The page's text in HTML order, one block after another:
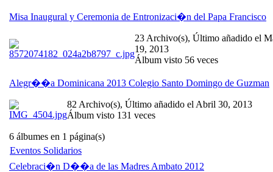
Misa Inaugural y Ceremonia de Entronizaci�n del Papa Francisco
23 Archivo(s), Último añadido el
19, 2013
Álbum visto 56 veces
Alegr��a Dominicana 2013 Colegio Santo Domingo de Guzman
82 Archivo(s), Último añadido el Abril 30, 2013
Álbum visto 131 veces
6 álbumes en 1 página(s)
Eventos Solidarios
Celebraci�n D��a de las Madres Ambato 2012